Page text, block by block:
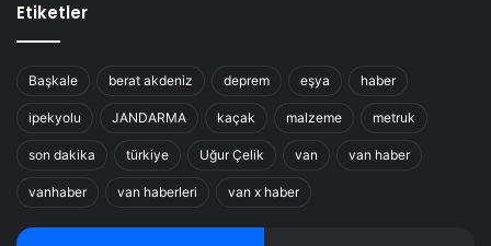
Etiketler
Başkale berat akdeniz deprem eşya haber
ipekyolu JANDARMA kaçak malzeme metruk
son dakika türkiye Uğur Çelik van van haber
vanhaber van haberleri van x haber